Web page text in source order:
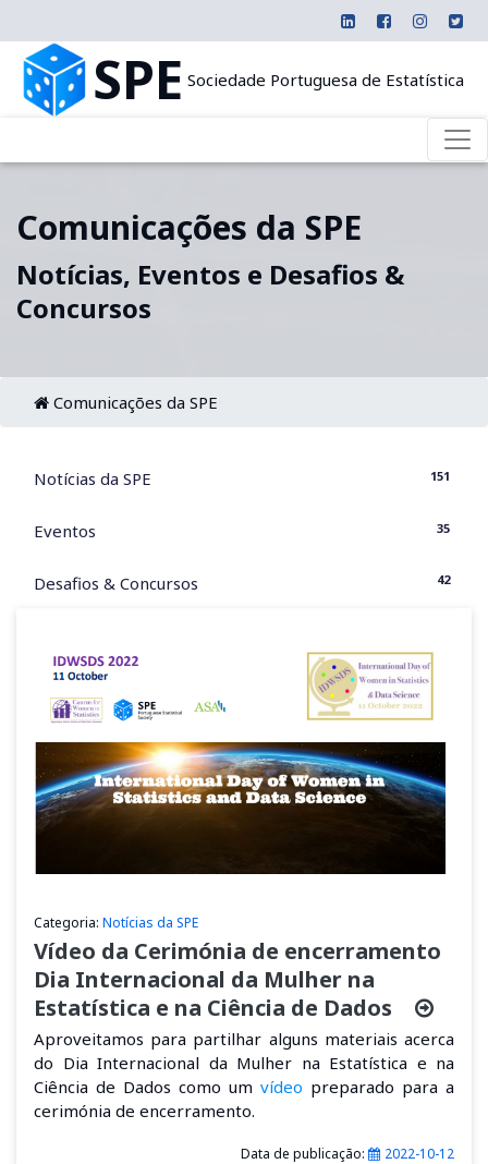
SPE Sociedade Portuguesa de Estatística
Comunicações da SPE
Notícias, Eventos e Desafios &
Concursos
Comunicações da SPE
Notícias da SPE 151
Eventos 35
Desafios & Concursos 42
Categoria: Notícias da SPE
Vídeo da Cerimónia de encerramento
Dia Internacional da Mulher na
Estatística e na Ciência de Dados
Aproveitamos para partilhar alguns materiais acerca
do Dia Internacional da Mulher na Estatística e na
Ciência de Dados como um vídeo preparado para a
cerimónia de encerramento.
Data de publicação: 2022-10-12